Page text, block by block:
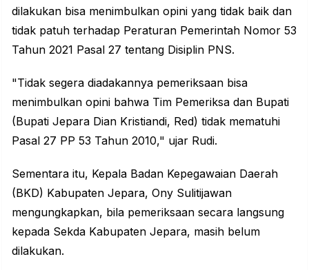
dilakukan bisa menimbulkan opini yang tidak baik dan
tidak patuh terhadap Peraturan Pemerintah Nomor 53
Tahun 2021 Pasal 27 tentang Disiplin PNS.
"Tidak segera diadakannya pemeriksaan bisa
menimbulkan opini bahwa Tim Pemeriksa dan Bupati
(Bupati Jepara Dian Kristiandi, Red) tidak mematuhi
Pasal 27 PP 53 Tahun 2010," ujar Rudi.
Sementara itu, Kepala Badan Kepegawaian Daerah
(BKD) Kabupaten Jepara, Ony Sulitijawan
mengungkapkan, bila pemeriksaan secara langsung
kepada Sekda Kabupaten Jepara, masih belum
dilakukan.